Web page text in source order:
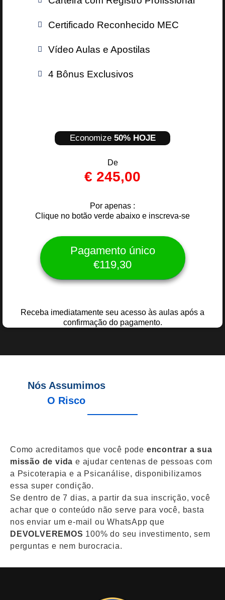
Certificado Reconhecido MEC
Vídeo Aulas e Apostilas
4 Bônus Exclusivos
Economize 50% HOJE
De
€ 245,00
Por apenas :
Clique no botão verde abaixo e inscreva-se
Pagamento único
€119,30
Receba imediatamente seu acesso às aulas após a
confirmação do pagamento.
Nós Assumimos
O Risco
Como acreditamos que você pode encontrar a sua
missão de vida e ajudar centenas de pessoas com
a Psicoterapia e a Psicanálise, disponibilizamos
essa super condição.
Se dentro de 7 dias, a partir da sua inscrição, você
achar que o conteúdo não serve para você, basta
nos enviar um e-mail ou WhatsApp que
DEVOLVEREMOS 100% do seu investimento, sem
perguntas e nem burocracia.